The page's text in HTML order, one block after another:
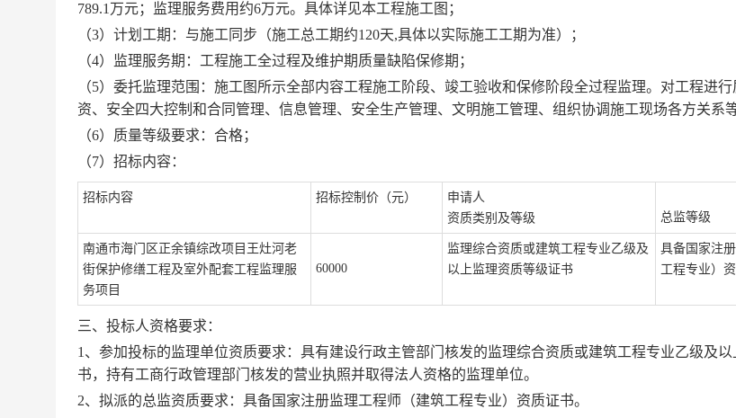
789.1万元； 监理服务费用约6万元。 具体详见本工程施工图 ；
（3） 计划工期：与施工同步（施工总工期约120天,具体以实际施工工期为准）；
（4）监理服务期：工程施工全过程及维护期质量缺陷保修期；
（5）委托监理范围： 施工图所示全部内容工程施工阶段、竣工验收和保修阶段全过程监理。对工程进
资、安全四大控制和合同管理、信息管理、安全生产管理、文明施工管理、组织协调施工现场各方关系等
（6）质量等级要求：合格；
（7）招标内容：
招标内容 招标控制价 （元）
申请人
资质类别及等级
总监等级
南通市海门区正余镇综改项目王灶河老
街保护修缮工程及室外配套工程监理服
务项目
60000
监理综合资质或建筑工程专业乙级及
以上监理资质等级证书
具备国家注
工程专业）
三、投标人资格要求：
1、参加投标的监理单位资质要求：具有建设行政主管部门核发的监理综合资质或建筑工程专业乙级及
书， 持有工商行政管理部门核发的营业执照并取得法人资格的监理单位。
2、拟派的总监资质要求： 具备国家注册监理工程师（建筑工程专业）资质证书。